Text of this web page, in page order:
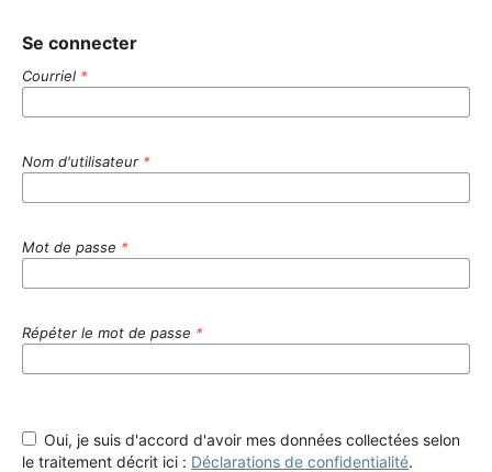
Se connecter
Courriel *
Nom d'utilisateur *
Mot de passe *
Répéter le mot de passe *
Oui, je suis d'accord d'avoir mes données collectées selon
le traitement décrit ici : Déclarations de confidentialité.